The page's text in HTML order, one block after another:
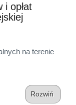
i opłat
na terenie
Rozwiń